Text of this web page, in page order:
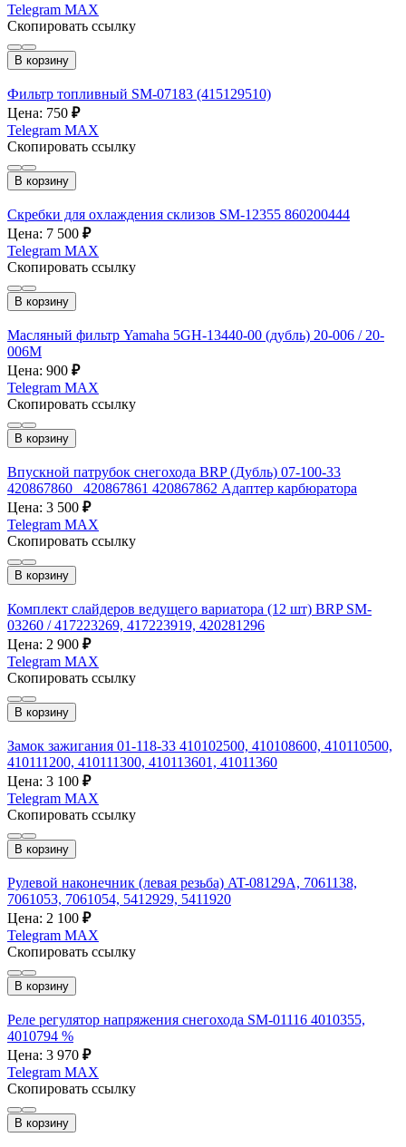
Telegram MAX
Скопировать ссылку
В корзину
Фильтр топливный SM-07183 (415129510)
Цена: 750 ₽
Telegram MAX
Скопировать ссылку
В корзину
Скребки для охлаждения склизов SM-12355 860200444
Цена: 7 500 ₽
Telegram MAX
Скопировать ссылку
В корзину
Масляный фильтр Yamaha 5GH-13440-00 (дубль) 20-006 / 20-
006M
Цена: 900 ₽
Telegram MAX
Скопировать ссылку
В корзину
Впускной патрубок снегохода BRP (Дубль) 07-100-33
420867860_ 420867861 420867862 Адаптер карбюратора
Цена: 3 500 ₽
Telegram MAX
Скопировать ссылку
В корзину
Комплект слайдеров ведущего вариатора (12 шт) BRP SM-
03260 / 417223269, 417223919, 420281296
Цена: 2 900 ₽
Telegram MAX
Скопировать ссылку
В корзину
Замок зажигания 01-118-33 410102500, 410108600, 410110500,
410111200, 410111300, 410113601, 41011360
Цена: 3 100 ₽
Telegram MAX
Скопировать ссылку
В корзину
Рулевой наконечник (левая резьба) AT-08129A, 7061138,
7061053, 7061054, 5412929, 5411920
Цена: 2 100 ₽
Telegram MAX
Скопировать ссылку
В корзину
Реле регулятор напряжения снегохода SM-01116 4010355,
4010794 %
Цена: 3 970 ₽
Telegram MAX
Скопировать ссылку
В корзину